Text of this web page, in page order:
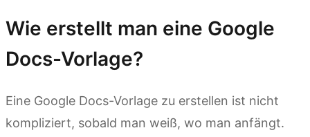
Wie erstellt man eine Google
Docs-Vorlage?
Eine Google Docs-Vorlage zu erstellen ist nicht
kompliziert, sobald man weiß, wo man anfängt.